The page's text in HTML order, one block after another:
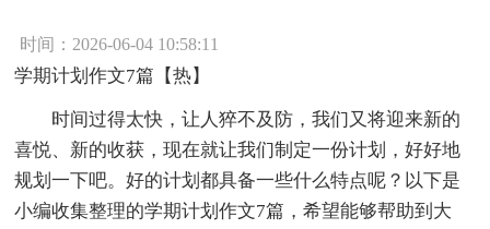
时间：2026-06-04 10:58:11
学期计划作文7篇【热】
时间过得太快，让人猝不及防，我们又将迎来新的
喜悦、新的收获，现在就让我们制定一份计划，好好地
规划一下吧。好的计划都具备一些什么特点呢？以下是
小编收集整理的学期计划作文7篇，希望能够帮助到大